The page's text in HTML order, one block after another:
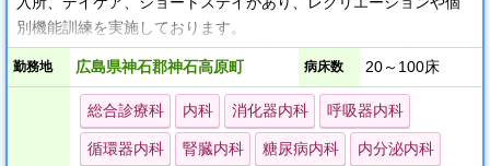
別機能訓練を実施しております。
現在は基本型ですが、今後は在宅復帰に力を入れていく予定で
す。
美しい庭園があり、ゆとりある生活空間で利用者さんと関わりが
持てる環境です。
勤務地 広島県神石郡神石高原町 病床数 20～100床
総合診療科 内科 消化器内科 呼吸器内科
循環器内科 腎臓内科 糖尿病内科 内分泌内科